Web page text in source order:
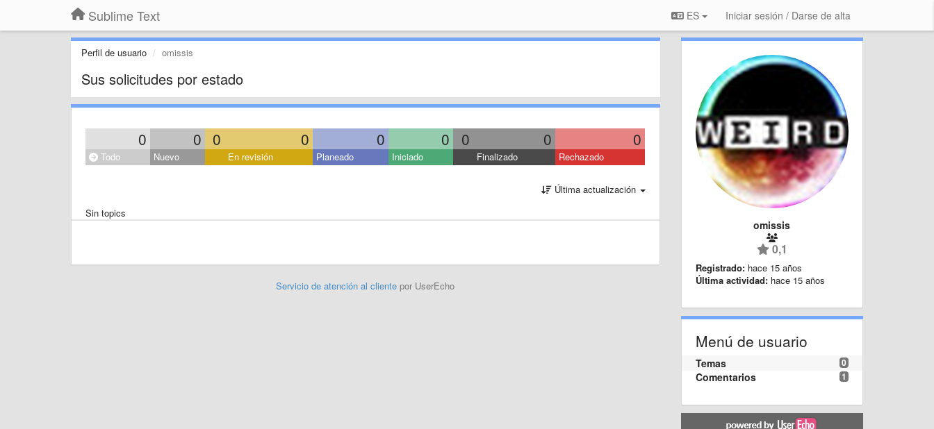
Sublime Text ES Iniciar sesión / Darse de alta
Perfil de usuario omissis
Sus solicitudes por estado
0 0 0 0 0 0 0 0 0
Todo Nuevo En revisión Planeado Iniciado Finalizado Rechazado
Última actualización
Sin topics
Servicio de atención al clientepor UserEcho
omissis
0,1
Registrado: hace 15 años
Última actividad: hace 15 años
Menú de usuario
0
Temas
1
Comentarios